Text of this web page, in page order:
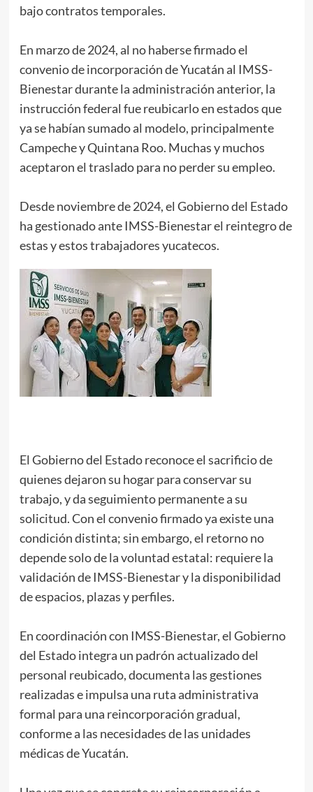
bajo contratos temporales.
En marzo de 2024, al no haberse firmado el
convenio de incorporación de Yucatán al IMSS-
Bienestar durante la administración anterior, la
instrucción federal fue reubicarlo en estados que
ya se habían sumado al modelo, principalmente
Campeche y Quintana Roo. Muchas y muchos
aceptaron el traslado para no perder su empleo.
Desde noviembre de 2024, el Gobierno del Estado
ha gestionado ante IMSS-Bienestar el reintegro de
estas y estos trabajadores yucatecos.
El Gobierno del Estado reconoce el sacrificio de
quienes dejaron su hogar para conservar su
trabajo, y da seguimiento permanente a su
solicitud. Con el convenio firmado ya existe una
condición distinta; sin embargo, el retorno no
depende solo de la voluntad estatal: requiere la
validación de IMSS-Bienestar y la disponibilidad
de espacios, plazas y perfiles.
En coordinación con IMSS-Bienestar, el Gobierno
del Estado integra un padrón actualizado del
personal reubicado, documenta las gestiones
realizadas e impulsa una ruta administrativa
formal para una reincorporación gradual,
conforme a las necesidades de las unidades
médicas de Yucatán.